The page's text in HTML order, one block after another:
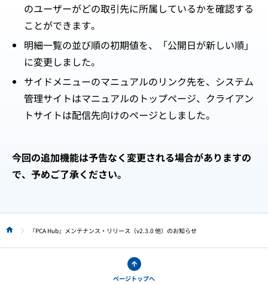
のユーザーがどの取引先に所属しているかを確認する
ことができます。
明細一覧の並び順の初期値を、「公開日が新しい順」
に変更しました。
サイドメニューのマニュアルのリンク先を、システム
管理サイトはマニュアルのトップページ、クライアン
トサイトは配信先向けのページとしました。
今回の追加機能は予告なく変更される場合がありますの
で、予めご了承ください。
HOME 『PCA Hub』メンテナンス・リリース（v2.3.0 他）のお知らせ
ページトップへ